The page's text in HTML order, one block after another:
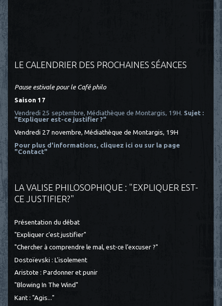
LE CALENDRIER DES PROCHAINES SÉANCES
Pause estivale pour le Café philo
Saison 17
Vendredi 25 septembre, Médiathèque de Montargis, 19H. Sujet :
"Expliquer est-ce justifier ?"
Vendredi 27 novembre, Médiathèque de Montargis, 19H
Pour plus d'informations, cliquez ici ou sur la page
"Contact"
LA VALISE PHILOSOPHIQUE : "EXPLIQUER EST-
CE JUSTIFIER?"
Présentation du débat
"Expliquer c'est justifier"
"Chercher à comprendre le mal, est-ce l’excuser ?"
Dostoïevski : L'isolement
Aristote : Pardonner et punir
"Blowing In The Wind"
Kant : "Agis..."